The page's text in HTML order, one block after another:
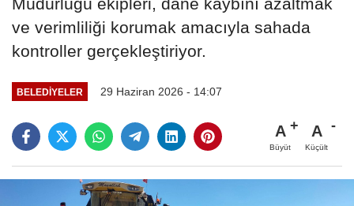
Müdürlüğü ekipleri, dane kaybını azaltmak
ve verimliliği korumak amacıyla sahada
kontroller gerçekleştiriyor.
BELEDIYELER 29 Haziran 2026 - 14:07
A
Büyüt
A
Küçült